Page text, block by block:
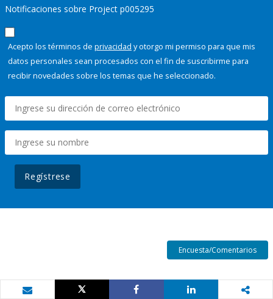
Notificaciones sobre Project p005295
Acepto los términos de privacidad y otorgo mi permiso para que mis
datos personales sean procesados con el fin de suscribirme para
recibir novedades sobre los temas que he seleccionado.
Regístrese
Encuesta/Comentarios